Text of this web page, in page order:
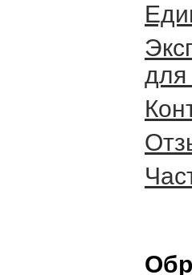
для